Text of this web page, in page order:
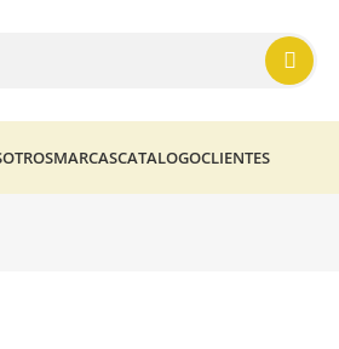
MARCASCATALOGOCLIENTES